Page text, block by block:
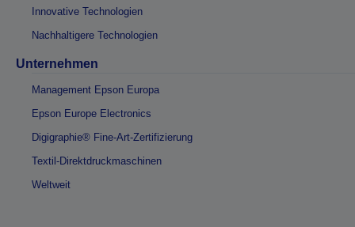
Innovative Technologien
Nachhaltigere Technologien
Unternehmen
Management Epson Europa
Epson Europe Electronics
Digigraphie® Fine-Art-Zertifizierung
Textil-Direktdruckmaschinen
Weltweit